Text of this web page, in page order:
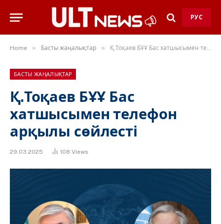
РУС
Home » Басты жаңалықтар » Қ.Тоқаев БҰҰ Бас хатшысымен телефон арқылы сөйлесті
БАСТЫ ЖАҢАЛЫҚТАР
Қ.Тоқаев БҰҰ Бас
хатшысымен телефон
арқылы сөйлесті
29.03.2025 108 Views